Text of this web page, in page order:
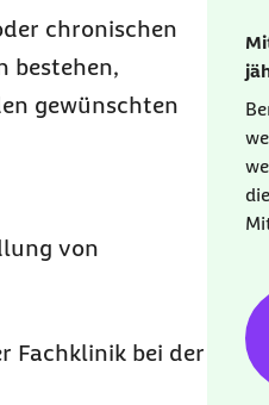
chronischen
bestehen,
gewünschten
von
Fachklinik bei der